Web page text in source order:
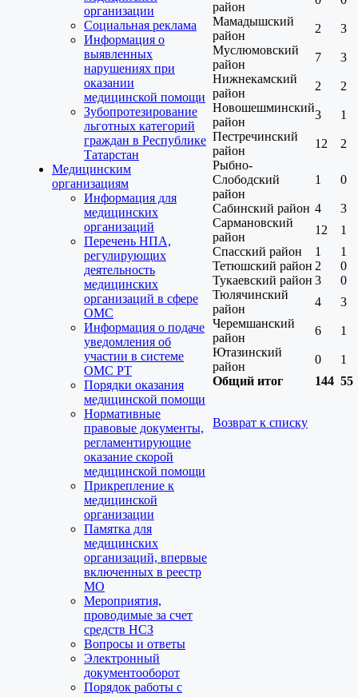
организации
Социальная реклама
Информация о
выявленных
нарушениях при
оказании
медицинской помощи
Зубопротезирование
льготных категорий
граждан в Республике
Татарстан
Медицинским
организациям
Информация для
медицинских
организаций
Перечень НПА,
регулирующих
деятельность
медицинских
организаций в сфере
ОМС
Информация о подаче
уведомления об
участии в системе
ОМС РТ
Порядки оказания
медицинской помощи
Нормативные
правовые документы,
регламентирующие
оказание скорой
медицинской помощи
Прикрепление к
медицинской
организации
Памятка для
медицинских
организаций, впервые
включенных в реестр
МО
Мероприятия,
проводимые за счет
средств НСЗ
Вопросы и ответы
Электронный
документооборот
Порядок работы с
район
Мамадышский
район
2
3
Муслюмовский
район
7
3
Нижнекамский
район
2
2
Новошешминский
район
3
1
Пестречинский
район
12
2
Рыбно-
Слободский
район
1 0
Сабинский район 4
3
Сармановский
район
12
1
Спасский район
1
1
Тетюшский район 2
0
Тукаевский район 3
0
Тюлячинский
район
4
3
Черемшанский
район
6
1
Ютазинский
район
0
1
Общий итог
144 55
Возврат к списку